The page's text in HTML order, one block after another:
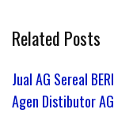
Related Posts
Jual AG Sereal
Agen Distibutor